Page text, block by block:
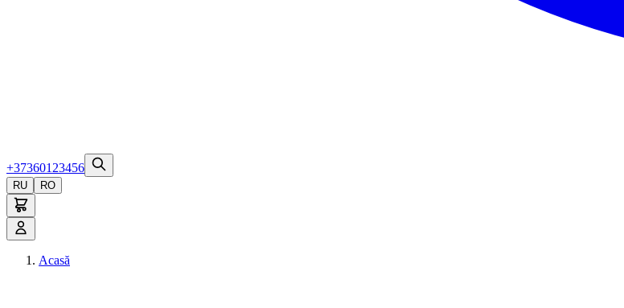
+37360123456
RU RO
Acasă